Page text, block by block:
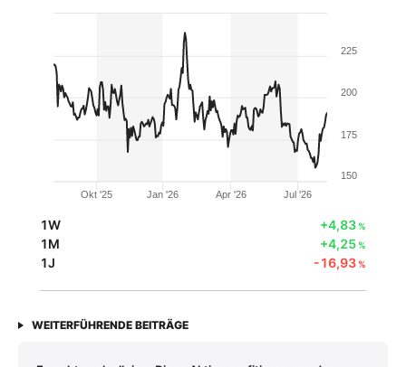
Okt '25 Jan '26 Apr '26 Jul '26
150
175
200
225
1W +4,83%
1M +4,25%
1J -16,93%
WEITERFÜHRENDE BEITRÄGE